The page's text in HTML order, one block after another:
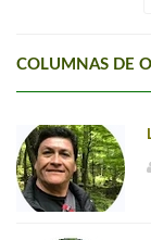
COLUMNAS DE